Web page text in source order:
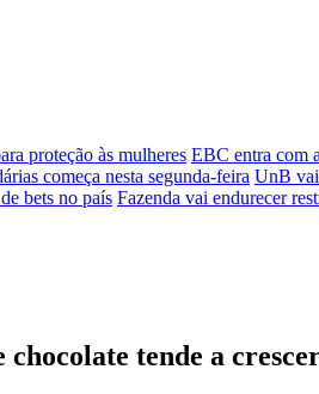
proteção às mulheres EBC entra com
começa nesta segunda-feira UnB vai
bets no país Fazenda vai endurecer
tende a